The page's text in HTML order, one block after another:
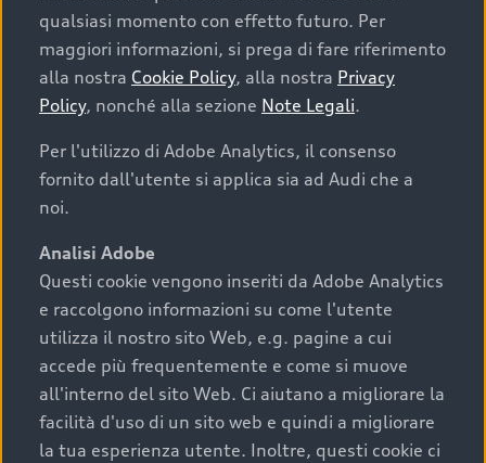
Cosa sapere prima di
acquistare la tua prossima
auto
I requisiti fondamentali da considerare prima di
acquistare un’auto usata, oltre al prezzo e all'aspetto,
chilometraggio: un valore contenuto corrisponde a
uno stato migliore del veicolo e a una maggiore
durata nel tempo;
cronologia dei tagliandi: una documentazione
completa della vettura certifica una manutenzione
costante e accurata;
qualsiasi momento con effetto futuro. Per
maggiori informazioni, si prega di fare riferimento
alla nostra Cookie Policy, alla nostra Privacy
Policy, nonché alla sezione Note Legali.
Per l'utilizzo di Adobe Analytics, il consenso
fornito dall'utente si applica sia ad Audi che a
noi.
Analisi Adobe
Questi cookie vengono inseriti da Adobe Analytics
e raccolgono informazioni su come l'utente
utilizza il nostro sito Web, e.g. pagine a cui
accede più frequentemente e come si muove
all'interno del sito Web. Ci aiutano a migliorare la
facilità d'uso di un sito web e quindi a migliorare
la tua esperienza utente. Inoltre, questi cookie ci